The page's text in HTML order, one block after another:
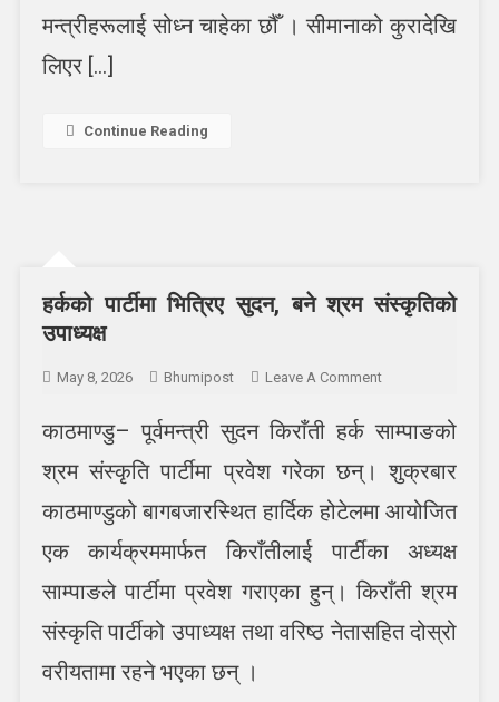
मन्त्रीहरूलाई सोध्न चाहेका छौँ । सीमानाको कुरादेखि
लिएर […]
Continue Reading
हर्कको पार्टीमा भित्रिए सुदन, बने श्रम संस्कृतिको
उपाध्यक्ष
May 8, 2026 Bhumipost Leave A CommentOn
पार्टीमा
सुदन,
बने
संस्कृतिको
उपाध्यक्ष
काठमाण्डु– पूर्वमन्त्री सुदन किराँती हर्क साम्पाङको
श्रम संस्कृति पार्टीमा प्रवेश गरेका छन्। शुक्रबार
काठमाण्डुको बागबजारस्थित हार्दिक होटेलमा आयोजित
एक कार्यक्रममार्फत किराँतीलाई पार्टीका अध्यक्ष
साम्पाङले पार्टीमा प्रवेश गराएका हुन्। किराँती श्रम
संस्कृति पार्टीको उपाध्यक्ष तथा वरिष्ठ नेतासहित दोस्रो
वरीयतामा रहने भएका छन् ।